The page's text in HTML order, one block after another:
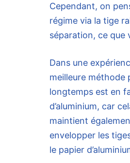
Cependant, on
régime via la tige
séparation, ce que
Dans une
meilleure méthode
longtemps est en
d’aluminium, car
maintient
envelopper les
le papier